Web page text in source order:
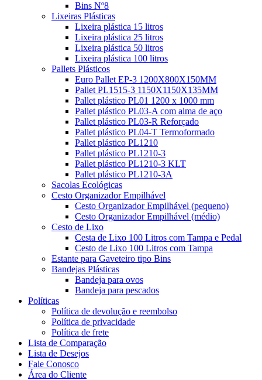
Bins Nº8
Lixeiras Plásticas
Lixeira plástica 15 litros
Lixeira plástica 25 litros
Lixeira plástica 50 litros
Lixeira plástica 100 litros
Pallets Plásticos
Euro Pallet EP-3 1200X800X150MM
Pallet PL1515-3 1150X1150X135MM
Pallet plástico PL01 1200 x 1000 mm
Pallet plástico PL03-A com alma de aço
Pallet plástico PL03-R Reforçado
Pallet plástico PL04-T Termoformado
Pallet plástico PL1210
Pallet plástico PL1210-3
Pallet plástico PL1210-3 KLT
Pallet plástico PL1210-3A
Sacolas Ecológicas
Cesto Organizador Empilhável
Cesto Organizador Empilhável (pequeno)
Cesto Organizador Empilhável (médio)
Cesto de Lixo
Cesta de Lixo 100 Litros com Tampa e Pedal
Cesto de Lixo 100 Litros com Tampa
Estante para Gaveteiro tipo Bins
Bandejas Plásticas
Bandeja para ovos
Bandeja para pescados
Políticas
Política de devolução e reembolso
Política de privacidade
Política de frete
Lista de Comparação
Lista de Desejos
Fale Conosco
Área do Cliente